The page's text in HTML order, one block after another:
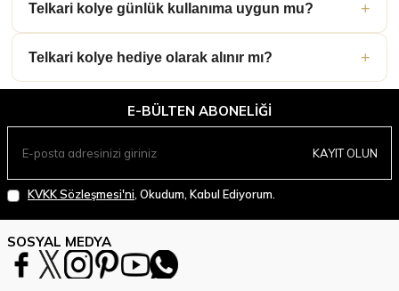
Telkari kolye günlük kullanıma uygun mu?
Telkari kolye hediye olarak alınır mı?
E-BÜLTEN ABONELIĞI
KAYIT OLUN
KVKK Sözleşmesi'ni , Okudum, Kabul Ediyorum.
SOSYAL MEDYA